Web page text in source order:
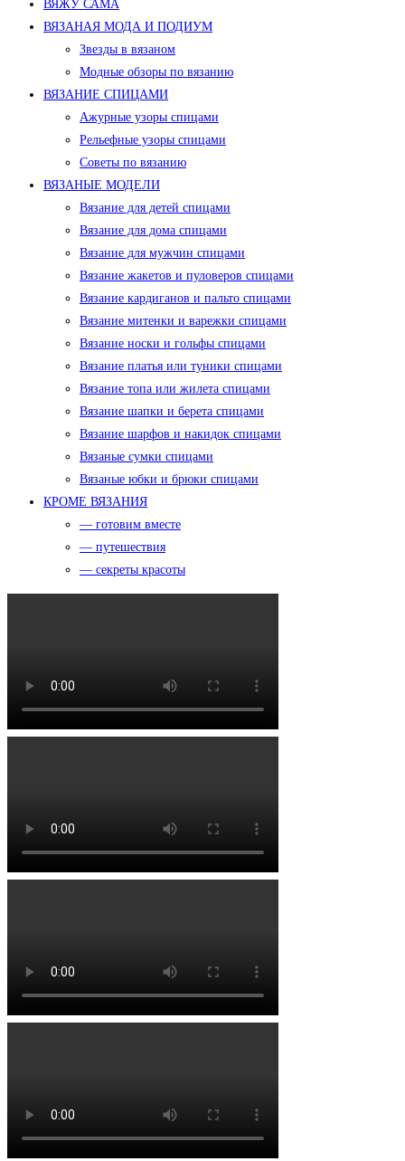
ВЯЖУ САМА
ВЯЗАНАЯ МОДА И ПОДИУМ
Звезды в вязаном
Модные обзоры по вязанию
ВЯЗАНИЕ СПИЦАМИ
Ажурные узоры спицами
Рельефные узоры спицами
Советы по вязанию
ВЯЗАНЫЕ МОДЕЛИ
Вязание для детей спицами
Вязание для дома спицами
Вязание для мужчин спицами
Вязание жакетов и пуловеров спицами
Вязание кардиганов и пальто спицами
Вязание митенки и варежки спицами
Вязание носки и гольфы спицами
Вязание платья или туники спицами
Вязание топа или жилета спицами
Вязание шапки и берета спицами
Вязание шарфов и накидок спицами
Вязаные сумки спицами
Вязаные юбки и брюки спицами
КРОМЕ ВЯЗАНИЯ
— готовим вместе
— путешествия
— секреты красоты